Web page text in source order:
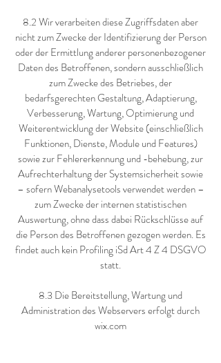
8.2 Wir verarbeiten diese Zugriffsdaten aber
nicht zum Zwecke der Identifizierung der Person
oder der Ermittlung anderer personenbezogener
Daten des Betroffenen, sondern ausschließlich
zum Zwecke des Betriebes, der
bedarfsgerechten Gestaltung, Adaptierung,
Verbesserung, Wartung, Optimierung und
Weiterentwicklung der Website (einschließlich
Funktionen, Dienste, Module und Features)
sowie zur Fehlererkennung und -behebung, zur
Aufrechterhaltung der Systemsicherheit sowie
– sofern Webanalysetools verwendet werden –
zum Zwecke der internen statistischen
Auswertung, ohne dass dabei Rückschlüsse auf
die Person des Betroffenen gezogen werden. Es
findet auch kein Profiling iSd Art 4 Z 4 DSGVO
statt.
8.3 Die Bereitstellung, Wartung und
Administration des Webservers erfolgt durch
wix.com